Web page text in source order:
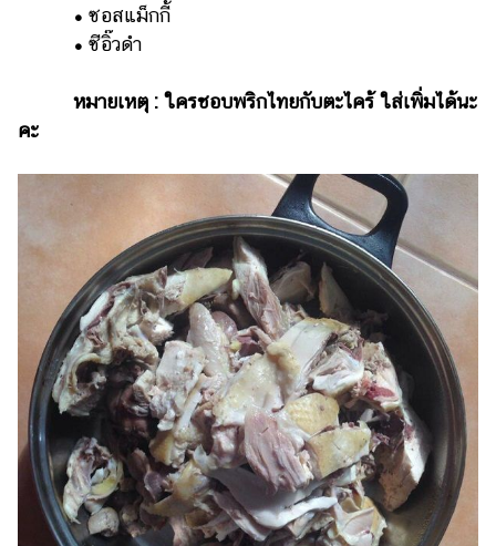
ออนไลน์
ติดต่อ
ปัญหา
ร่วม
กับ
เรา
• ซอสแม็กกี้
• ซีอิ๊วดำ
หมายเหตุ : ใครชอบพริกไทยกับตะไคร้ ใส่เพิ่มได้นะ
คะ